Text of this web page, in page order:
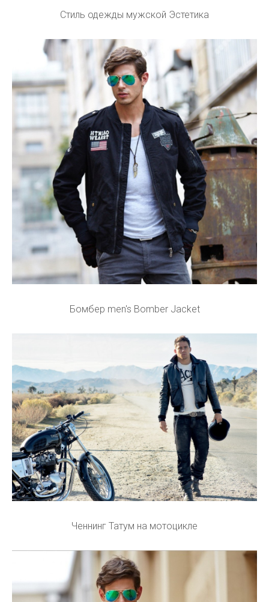
Стиль одежды мужской Эстетика
Бомбер men's Bomber Jacket
Ченнинг Татум на мотоцикле